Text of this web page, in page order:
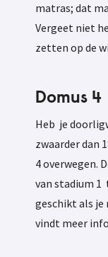
matras; dat
Vergeet niet
zetten op de
Domus 4
Heb je
zwaarder dan
4 overwegen.
van stadium 1
geschikt als je
vindt meer